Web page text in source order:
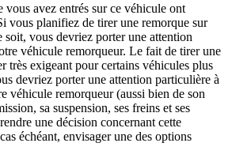
vous avez entrés sur ce véhicule ont
vous planifiez de tirer une remorque sur
soit, vous devriez porter une attention
véhicule remorqueur. Le fait de tirer une
très exigeant pour certains véhicules plus
devriez porter une attention particulière à
véhicule remorqueur (aussi bien de son
sa suspension, ses freins et ses
une décision concernant cette
échéant, envisager une des options